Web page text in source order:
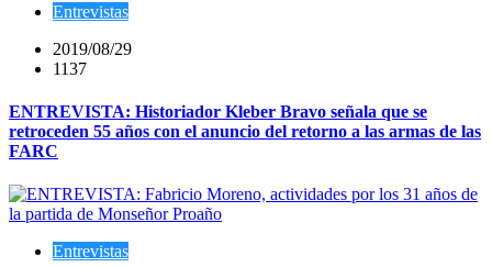
Entrevistas
2019/08/29
1137
ENTREVISTA: Historiador Kleber Bravo señala que se
retroceden 55 años con el anuncio del retorno a las armas de las
FARC
Entrevistas